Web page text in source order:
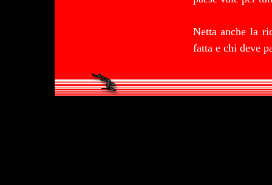
Netta anche la
fatta e chi deve